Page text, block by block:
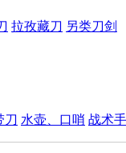
拉孜藏刀 另类刀剑
刀 水壶、口哨 战术